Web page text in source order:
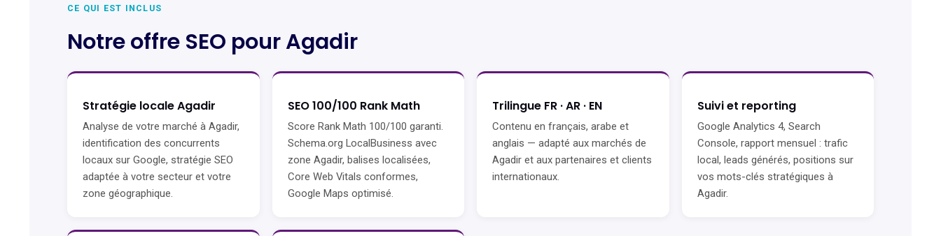
CE QUI EST INCLUS
Notre offre SEO pour Agadir
Stratégie locale Agadir
Analyse de votre marché à Agadir,
identification des concurrents
locaux sur Google, stratégie SEO
adaptée à votre secteur et votre
zone géographique.
SEO 100/100 Rank Math
Score Rank Math 100/100 garanti.
Schema.org LocalBusiness avec
zone Agadir, balises localisées,
Core Web Vitals conformes,
Google Maps optimisé.
Trilingue FR · AR · EN
Contenu en français, arabe et
anglais — adapté aux marchés de
Agadir et aux partenaires et clients
internationaux.
Suivi et reporting
Google Analytics 4, Search
Console, rapport mensuel : trafic
local, leads générés, positions sur
vos mots-clés stratégiques à
Agadir.